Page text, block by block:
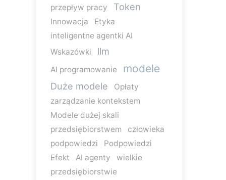
przepływ pracy
Token
Innowacja
Etyka
inteligentne agentki AI
Wskazówki
llm
AI programowanie modele
Duże modele
Opłaty
zarządzanie kontekstem
Modele dużej skali
przedsiębiorstwem
człowieka
podpowiedzi
Podpowiedzi
Efekt
AI agenty
wielkie
przedsiębiorstwie